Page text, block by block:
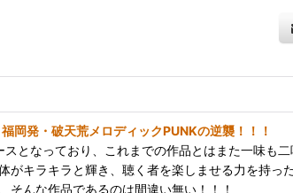
岡発・破天荒メロディックPUNKの逆襲！！！
となっており、これまでの作品とはまた一味も
がキラキラと輝き、聴く者を楽しませる力を持っ
そんな作品であるのは間違い無い！！！